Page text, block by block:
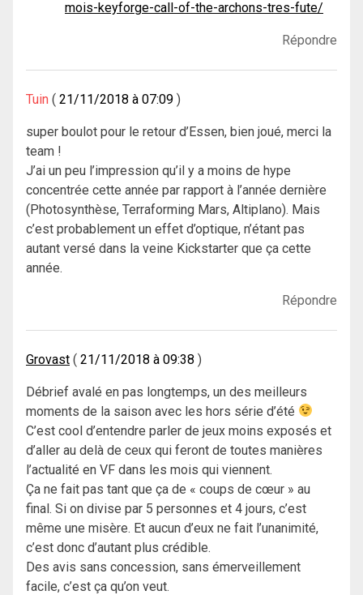
mois-keyforge-call-of-the-archons-tres-fute/
Répondre
Tuin 21/11/2018 à 07:09
super boulot pour le retour d’Essen, bien joué, merci la
team !
J’ai un peu l’impression qu’il y a moins de hype
concentrée cette année par rapport à l’année dernière
(Photosynthèse, Terraforming Mars, Altiplano). Mais
c’est probablement un effet d’optique, n’étant pas
autant versé dans la veine Kickstarter que ça cette
année.
Répondre
Grovast 21/11/2018 à 09:38
Débrief avalé en pas longtemps, un des meilleurs
moments de la saison avec les hors série d’été
C’est cool d’entendre parler de jeux moins exposés et
d’aller au delà de ceux qui feront de toutes manières
l’actualité en VF dans les mois qui viennent.
Ça ne fait pas tant que ça de « coups de cœur » au
final. Si on divise par 5 personnes et 4 jours, c’est
même une misère. Et aucun d’eux ne fait l’unanimité,
c’est donc d’autant plus crédible.
Des avis sans concession, sans émerveillement
facile, c’est ça qu’on veut.